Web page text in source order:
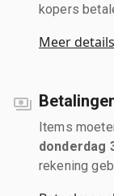
kopers
Meer details
Items
donderdag
rekening